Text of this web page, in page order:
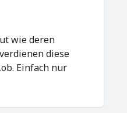
wie deren
diese
Einfach nur